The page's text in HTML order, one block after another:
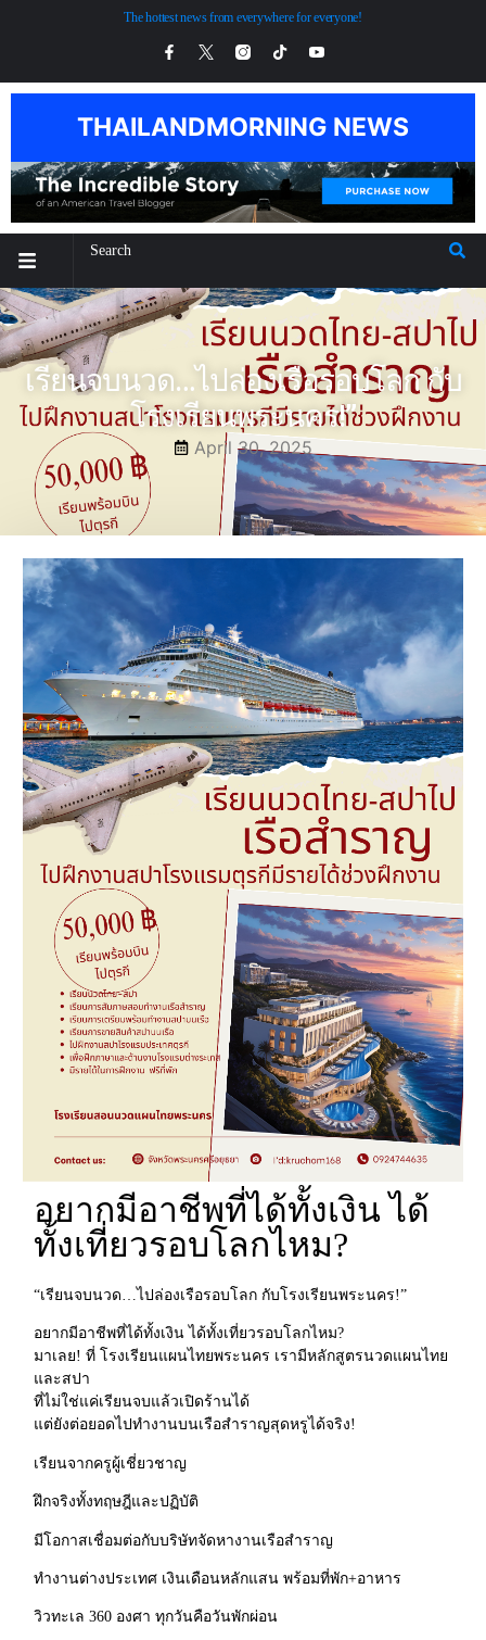
The hottest news from everywhere for everyone!
THAILANDMORNING NEWS
เรียนจบนวด…ไปล่องเรือรอบโลก กับ
โรงเรียนพระนคร!”
April 30, 2025
อยากมีอาชีพที่ได้ทั้งเงิน ได้
ทั้งเที่ยวรอบโลกไหม?
“เรียนจบนวด…ไปล่องเรือรอบโลก กับโรงเรียนพระนคร!”
อยากมีอาชีพที่ได้ทั้งเงิน ได้ทั้งเที่ยวรอบโลกไหม?
มาเลย! ที่ โรงเรียนแผนไทยพระนคร เรามีหลักสูตรนวดแผนไทย
และสปา
ที่ไม่ใช่แค่เรียนจบแล้วเปิดร้านได้
แต่ยังต่อยอดไปทำงานบนเรือสำราญสุดหรูได้จริง!
เรียนจากครูผู้เชี่ยวชาญ
ฝึกจริงทั้งทฤษฎีและปฏิบัติ
มีโอกาสเชื่อมต่อกับบริษัทจัดหางานเรือสำราญ
ทำงานต่างประเทศ เงินเดือนหลักแสน พร้อมที่พัก+อาหาร
วิวทะเล 360 องศา ทุกวันคือวันพักผ่อน